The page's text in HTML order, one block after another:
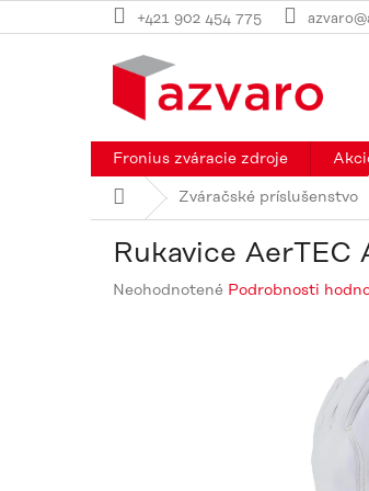
na
+421 902 454 775
Fronius zváracie zdroje
DomovZváračské príslušenstvo
Rukavice AerTEC
Priemerné
Neohodnotené Podrobnosti